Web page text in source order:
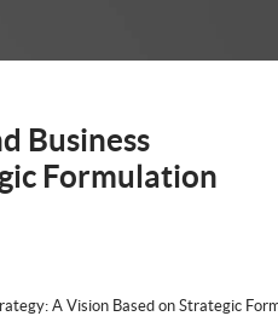
Business
Formulation
A Vision Based on Strategic